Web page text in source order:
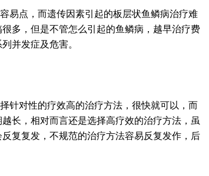
易点，而遗传因素引起的板层状鱼鳞病治疗难
多，但是不管怎么引起的鱼鳞病，越早治疗费
并发症及危害。
针对性的疗效高的治疗方法，很快就可以，而
长，相对而言还是选择高疗效的治疗方法，虽
复复发，不规范的治疗方法容易反复发作，后